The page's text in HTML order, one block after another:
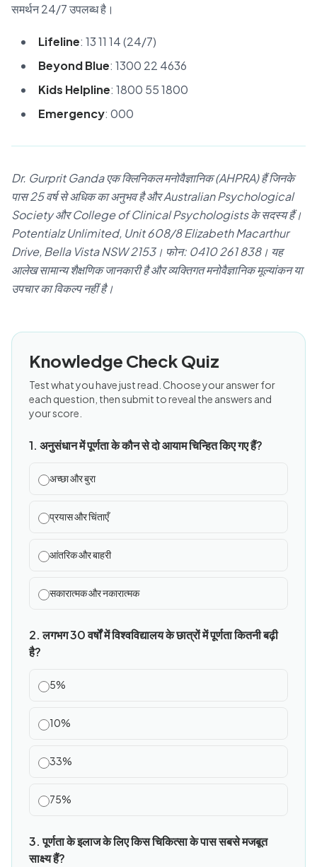
समर्थन 24/7 उपलब्ध है।
Lifeline: 13 11 14 (24/7)
Beyond Blue: 1300 22 4636
Kids Helpline: 1800 55 1800
Emergency: 000
Dr. Gurprit Ganda एक क्लिनिकल मनोवैज्ञानिक (AHPRA) हैं जिनके
पास 25 वर्ष से अधिक का अनुभव है और Australian Psychological
Society और College of Clinical Psychologists के सदस्य हैं।
Potentialz Unlimited, Unit 608/8 Elizabeth Macarthur
Drive, Bella Vista NSW 2153। फोन: 0410 261 838। यह
आलेख सामान्य शैक्षणिक जानकारी है और व्यक्तिगत मनोवैज्ञानिक मूल्यांकन या
उपचार का विकल्प नहीं है।
Knowledge Check Quiz
Test what you have just read. Choose your answer for
each question, then submit to reveal the answers and
your score.
1. अनुसंधान में पूर्णता के कौन से दो आयाम चिन्हित किए गए हैं?
अच्छा और बुरा
प्रयास और चिंताएँ
आंतरिक और बाहरी
सकारात्मक और नकारात्मक
2. लगभग 30 वर्षों में विश्वविद्यालय के छात्रों में पूर्णता कितनी बढ़ी
है?
5%
10%
33%
75%
3. पूर्णता के इलाज के लिए किस चिकित्सा के पास सबसे मजबूत
साक्ष्य हैं?